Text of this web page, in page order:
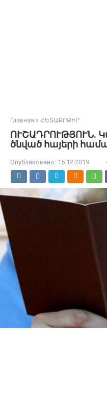
Главная » ՀԵՏԱՔՐՔԻՐ
ՈՒՇԱԴՐՈՒԹՅՈՒՆ.
ծնված հայերի
Опубликовано: 15.12.2019